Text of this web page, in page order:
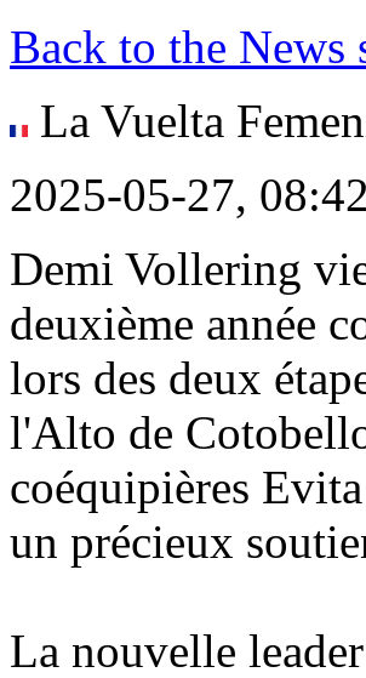
Back to the News
La Vuelta
2025-05-27,
Demi Vollering
deuxième année
lors des deux
l'Alto de
coéquipières
un précieux
La nouvelle